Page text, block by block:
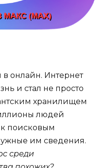
онлайн. Интернет
и стал не просто
хранилищем
людей
поисковым
им сведения.
среди